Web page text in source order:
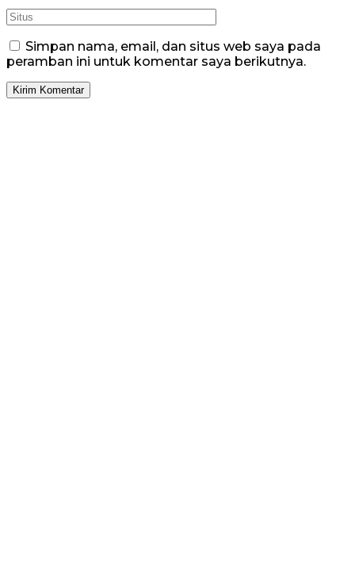
Simpan nama, email, dan situs web saya pada
peramban ini untuk komentar saya berikutnya.